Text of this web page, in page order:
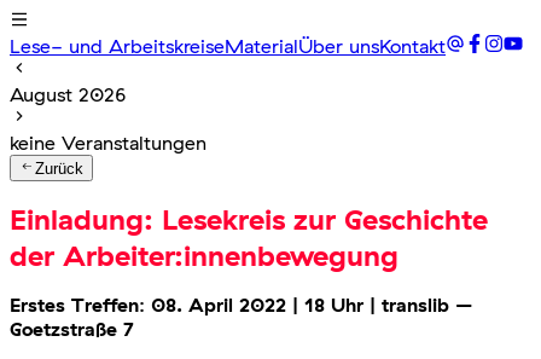
Lese- und ArbeitskreiseMaterialÜber unsKontakt
August 2026
keine Veranstaltungen
Zurück
Einladung: Lesekreis zur Geschichte
der Arbeiter:innenbewegung
Erstes Treffen: 08. April 2022 | 18 Uhr | translib –
Goetzstraße 7